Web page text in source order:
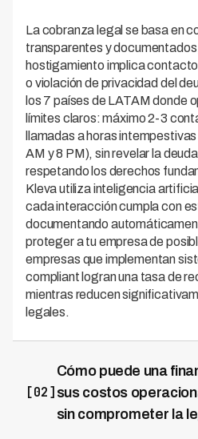
La cobranza legal se basa en
transparentes y
hostigamiento implica
o violación de privacidad del
los 7 países de LATAM donde
límites claros: máximo 2-3
llamadas a horas
AM y 8 PM), sin revelar la
respetando los derechos
Kleva utiliza inteligencia
cada interacción cumpla con
documentando
proteger a tu empresa de
empresas que implementan
compliant logran una tasa de
mientras reducen
legales.
[02]
Cómo puede una
sus costos
sin comprometer la